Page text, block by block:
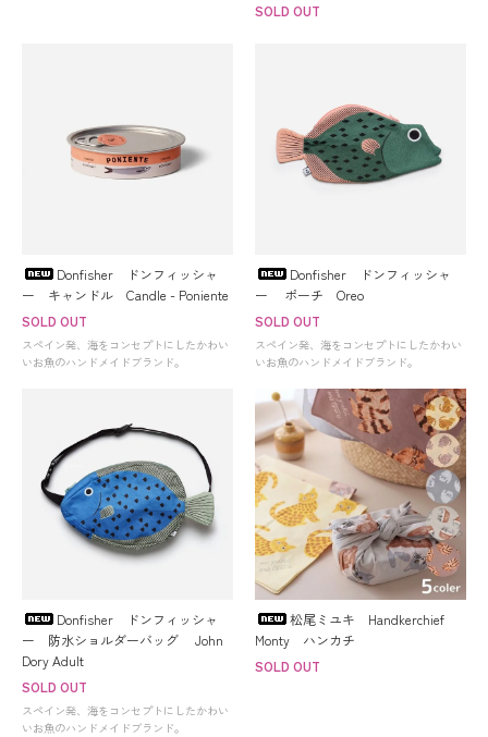
SOLD OUT
Donfisher ドンフィッシャ
ー キャンドル Candle - Poniente
SOLD OUT
スペイン発、海をコンセプトにしたかわい
いお魚のハンドメイドブランド。
Donfisher ドンフィッシャ
ー ポーチ Oreo
SOLD OUT
スペイン発、海をコンセプトにしたかわい
いお魚のハンドメイドブランド。
Donfisher ドンフィッシャ
ー 防水ショルダーバッグ John
Dory Adult
SOLD OUT
スペイン発、海をコンセプトにしたかわい
いお魚のハンドメイドブランド。
松尾ミユキ Handkerchief
Monty ハンカチ
SOLD OUT